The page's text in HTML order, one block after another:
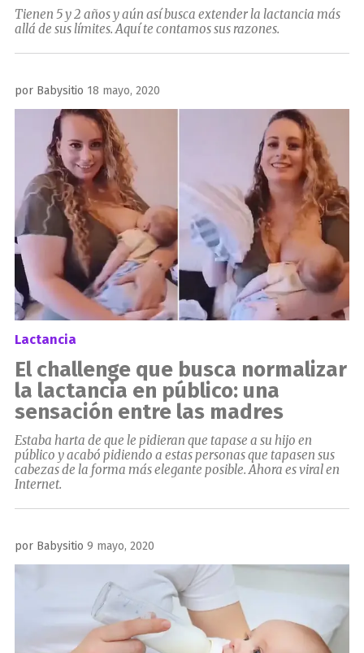
Tienen 5 y 2 años y aún así busca extender la lactancia más
allá de sus límites. Aquí te contamos sus razones.
por Babysitio Publicado
el
18 mayo, 2020
Lactancia
El challenge que busca normalizar
la lactancia en público: una
sensación entre las madres
Estaba harta de que le pidieran que tapase a su hijo en
público y acabó pidiendo a estas personas que tapasen sus
cabezas de la forma más elegante posible. Ahora es viral en
Internet.
por Babysitio Publicado
el
9 mayo, 2020